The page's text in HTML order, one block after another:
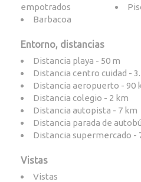
empotrados
Barbacoa
Entorno, distancias
Distancia playa - 50 m
Distancia centro cuidad -
Distancia aeropuerto - 90
Distancia colegio - 2 km
Distancia autopista - 7 km
Distancia parada de
Distancia supermercado -
Vistas
Vistas